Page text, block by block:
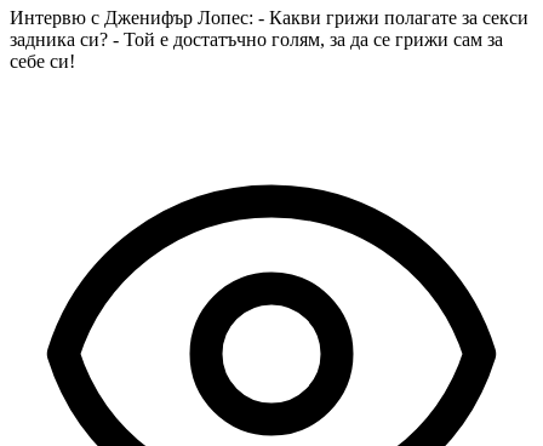
Интервю с Дженифър Лопес: - Какви грижи полагате за секси
задника си? - Той е достатъчно голям, за да се грижи сам за
себе си!